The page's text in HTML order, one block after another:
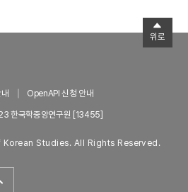
OpenAPI 신청 안내
한국학중앙연구원 [13455]
Studies. All Rights Reserved.
위로